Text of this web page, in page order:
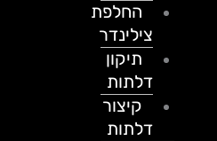
החלפת
צילינדר
תיקון
דלתות
קיצור
דלתות